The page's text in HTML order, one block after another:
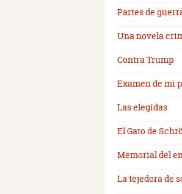
Partes de
Una novela
Contra Trump
Examen de mi
Las elegidas
El Gato de
Memorial del
La tejedora de